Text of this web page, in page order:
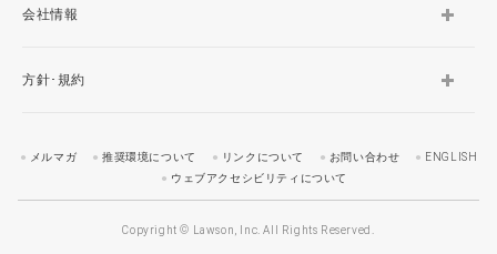
会社情報
方針･規約
メルマガ 推奨環境について リンクについて お問い合わせ
ENGLISH
ウェブアクセシビリティについて
Copyright © Lawson, Inc. All Rights Reserved.